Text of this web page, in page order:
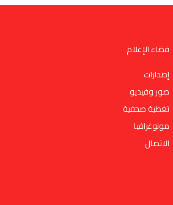
فضاء الإعلام
إصدارات
صور وفيديو
تغطية صحفية
مونوغرافيا
الاتصال